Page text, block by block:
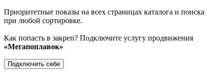
Приоритетные показы на всех страницах каталога и поиска
при любой сортировке.
Как попасть в закреп? Подключите услугу продвижения
«Мегапоплавок»
Подключить себе